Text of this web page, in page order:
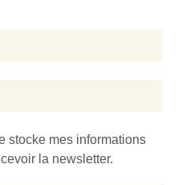
stocke mes informations
la newsletter.